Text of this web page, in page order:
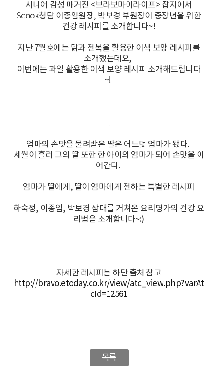
시니어 감성 매거진 <브라보마이라이프> 잡지에서
Scook청담 이종임원장, 박보경 부원장이 중장년을 위한
건강 레시피를 소개합니다~!
지난 7월호에는 닭과 전복을 활용한 이색 보양 레시피를
소개했는데요,
이번에는 과일 활용한 이색 보양 레시피 소개해드립니다
~!
.
엄마의 손맛을 물려받은 딸은 어느덧 엄마가 됐다.
세월이 흘러 그의 딸 또한 한 아이의 엄마가 되어 손맛을 이
어간다.
엄마가 딸에게, 딸이 엄마에게 전하는 특별한 레시피
하숙정, 이종임, 박보경 삼대를 거쳐온 요리명가의 건강 요
리법을 소개합니다~:)
자세한 레시피는 하단 출처 참고
http://bravo.etoday.co.kr/view/atc_view.php?varAt
cId=12561
목록